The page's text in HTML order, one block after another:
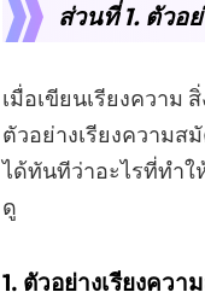
ส่วนที่ 1. ตัวอ
เมื่อเขียนเรียงความ
ตัวอย่างเรียงความ
ได้ทันทีว่าอะไรที่ทำ
ดู
1. ตัวอย่างเรียงคว